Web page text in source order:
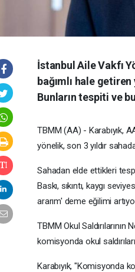
İstanbul Aile Vakfı
bağımlı hale
Bunların tespiti ve
TBMM (AA) - Karabıyık,
yönelik, son 3 yıldır
Sahadan elde ettikleri
Baskı, sıkıntı, kaygı
ararım' deme eğilimi
TBMM Okul
komisyonda okul
Karabıyık, "Komisyonda